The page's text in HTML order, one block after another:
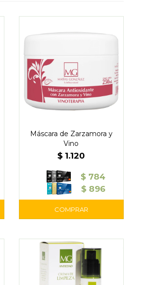
Máscara de Zarzamora y
Vino
$ 1.120
$ 784
$ 896